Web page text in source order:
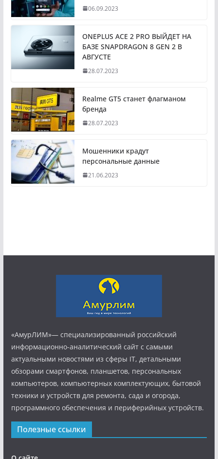
06.09.2023
ONEPLUS ACE 2 PRO ВЫЙДЕТ НА
БАЗЕ SNAPDRAGON 8 GEN 2 В
АВГУСТЕ
28.07.2023
Realme GT5 станет флагманом
бренда
28.07.2023
Мошенники крадут
персональные данные
21.06.2023
«АмурЛИМ»— специализированный российский
информационно-аналитический сайт с самыми
актуальными новостями из сферы IT, детальными
обзорами смартфонов, планшетов, персональных
компьютеров, компьютерных комплектующих, бытовой
техники и устройств для ремонта, сада и огорода,
программного обеспечения и периферийных устройств.
Полезные ссылки